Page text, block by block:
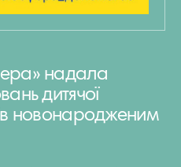
надала
дитячої
новонародженим